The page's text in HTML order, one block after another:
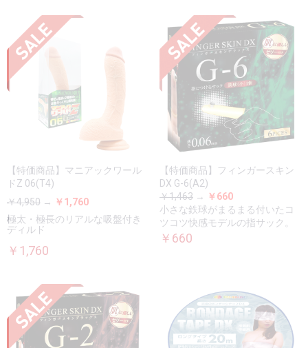
【特価商品】マニアックワール
ドZ 06(T4)
￥4,950 → ￥1,760
極太・極長のリアルな吸盤付き
ディルド
￥1,760
【特価商品】フィンガースキン
DX G-6(A2)
￥1,463 → ￥660
小さな鉄球がまるまる付いたコ
ツコツ快感モデルの指サック。
￥660